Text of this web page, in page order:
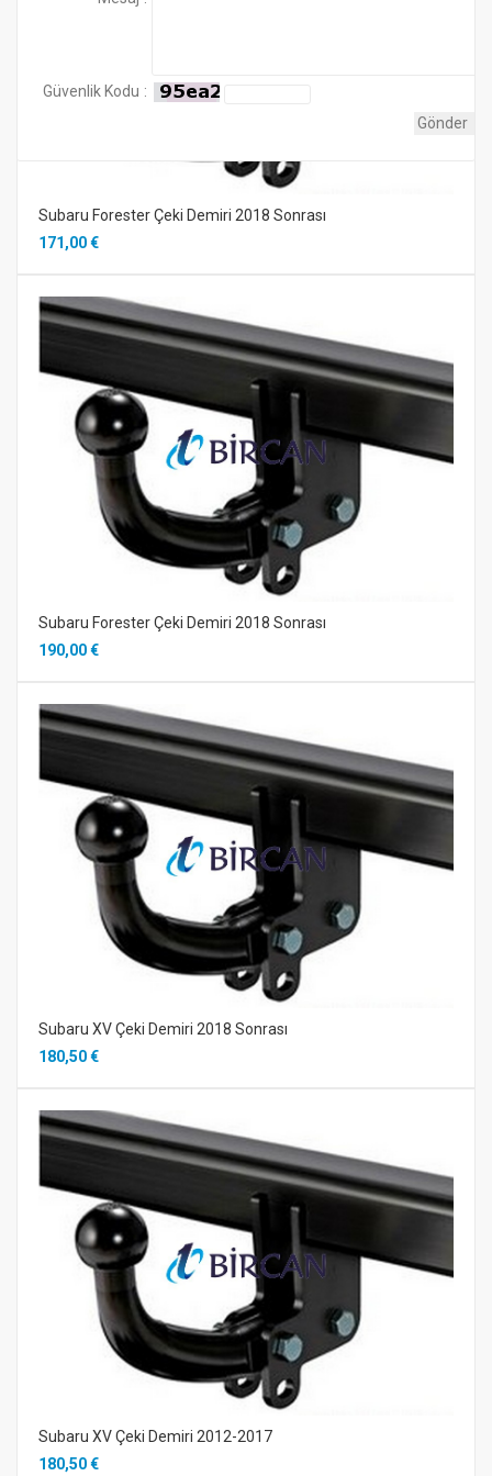
Güvenlik Kodu :
Subaru Forester Çeki Demiri 2018 Sonrası
171,00 €
Subaru Forester Çeki Demiri 2018 Sonrası
190,00 €
Subaru XV Çeki Demiri 2018 Sonrası
180,50 €
Subaru XV Çeki Demiri 2012-2017
180,50 €